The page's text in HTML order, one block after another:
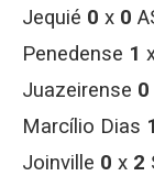
Jequié 0 x 0
Penedense 1
Juazeirense 0
Marcílio Dias 1
Joinville 0 x 2